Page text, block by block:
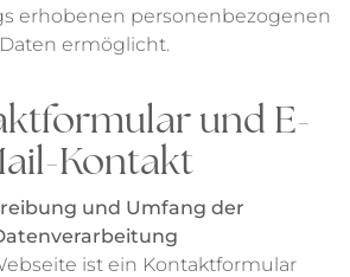
erhobenen personenbezogenen
Daten ermöglicht.
und E-
Kontakt
und Umfang der
ist ein Kontaktformular